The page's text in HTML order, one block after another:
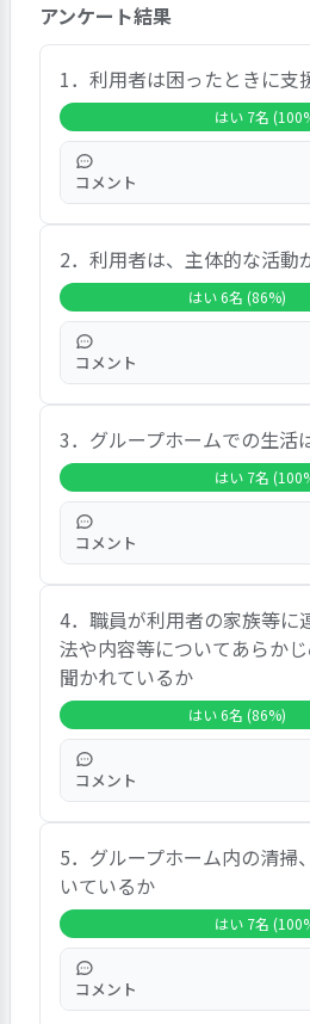
「大変満足」、同じく3名（
1名(14.3%)が「どちらとも
おり、結果として6名(85.8%)
合的な感想が表明されまし
ては以下に記しましたので
載します。コメントとしては
いるので、特にないです」「
を戻す事をおこなっている
ないです。これ以上ないく
ます。グループホーム卒業
てくれている」などの声に
し暮らしたかった」「もう
しい事もある」などの意見
た、当利用者調査について
返る事が出来たので良かった
っくりしている」「外部の
ししている人とは雰囲気が
の声がありました。
アンケート結果
1．利用者は困ったときに支
はい 7名
コメント
コメントとしては、「職
く見ていてくれています
を気遣ってくれる」「電
してくれています」「本
らい助かっています。相談
助かっています」との声
2．利用者は、主体的な活動
はい 6名 (86%)
コメント
コメントとしては、「快
る」「自由に過ごしている
会をやっている」「グル
きて、洗濯など身の回り
「好きな野菜ジュースを買
「以前、アパートに入っ
した。今は職員のかたと
ら体の回復を最優先に生
がありました。
3．グループホームでの生活
はい 7名
コメント
コメントとしては、「大
トフォンのコミュニケー
ている」「まだ、1年経っ
上のかたが多く、少し緊張
声がありました。
4．職員が利用者の家族等に
法や内容等についてあらか
聞かれているか
はい 6名 (86%)
コメント
コメントとしては、「電
とか、相談しながらやっ
近況を自分から伝えている
絡する時は、話を聞いて
いる」との声がありました
5．グループホーム内の清掃
いているか
はい 7名
コメント